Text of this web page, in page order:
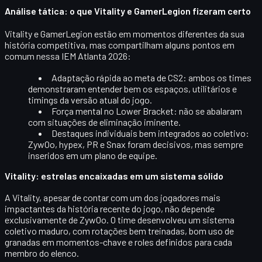
Análise tática: o que Vitality e GamerLegion fizeram certo
Vitality e GamerLegion estão em momentos diferentes da sua
história competitiva, mas compartilham alguns pontos em
comum nessa IEM Atlanta 2026:
Adaptação rápida ao meta de CS2: ambos os times
demonstraram entender bem os espaços, utilitários e
timings da versão atual do jogo.
Força mental no Lower Bracket: não se abalaram
com situações de eliminação iminente.
Destaques individuais bem integrados ao coletivo:
ZywOo, hypex, PR e Snax foram decisivos, mas sempre
inseridos em um plano de equipe.
Vitality: estrelas encaixadas em um sistema sólido
A Vitality, apesar de contar com um dos jogadores mais
impactantes da história recente do jogo, não depende
exclusivamente deZywOo. O time desenvolveu um sistema
coletivo maduro, com rotações bem treinadas, bom uso de
granadas em momentos-chave e roles definidos para cada
membro do elenco.